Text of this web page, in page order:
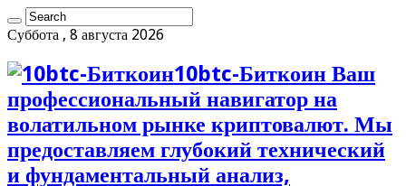
Суббота , 8 августа 2026
10btc-Биткоин Ваш
профессиональный навигатор на
волатильном рынке криптовалют. Мы
предоставляем глубокий технический
и фундаментальный анализ,